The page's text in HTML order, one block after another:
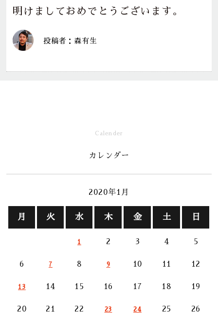
Calender
カレンダー
2020年1月
月 火 水 木 金 土 日
1 2 3 4 5
6 7 8 9 10 11 12
13 14 15 16 17 18 19
20 21 22 23 24 25 26
明けましておめでとうございます。
投稿者：森有生